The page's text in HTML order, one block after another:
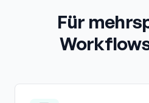
Für